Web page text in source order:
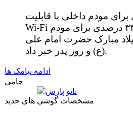
۴۰ درصدی برای مودم داخلی با قابلیت
Wi-Fi و ۳۳ درصدی برای مودم USB وایمکس خود به
مبارک حضرت امام علی
(ع) و روز پدر خبر داد.
ادامه پیامک ها
حامی
مشخصات گوشي هاي جديد